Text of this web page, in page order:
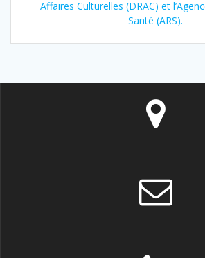
Affaires Culturelles (DRAC) et
Santé (ARS).